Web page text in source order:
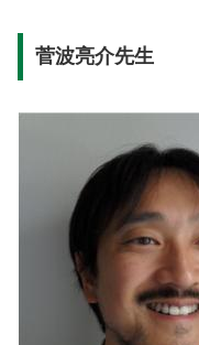
菅波亮介先生